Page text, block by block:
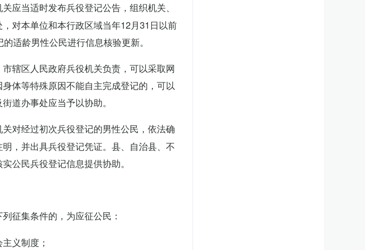
应当适时发布兵役登记公告，组织机关、
对本单位和本行政区域当年12月31日以前
适龄男性公民进行信息核验更新。
辖区人民政府兵役机关负责，可以采取网
体等特殊原因不能自主完成登记的，可以
道办事处应当予以协助。
对经过初次兵役登记的男性公民，依法确
，并出具兵役登记凭证。县、自治县、不
公民兵役登记信息提供协助。
征集条件的，为应征公民：
义制度；